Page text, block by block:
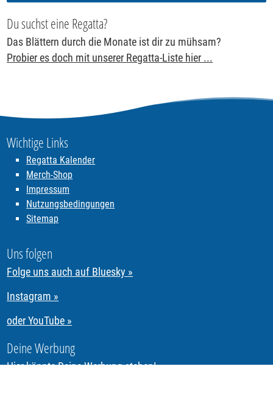
Du suchst eine Regatta?
Das Blättern durch die Monate ist dir zu mühsam?
Probier es doch mit unserer Regatta-Liste hier ...
Wichtige Links
Regatta Kalender
Merch-Shop
Impressum
Nutzungsbedingungen
Sitemap
Uns folgen
Folge uns auch auf Bluesky »
Instagram »
oder YouTube »
Deine Werbung
Hier könnte Deine Werbung stehen!